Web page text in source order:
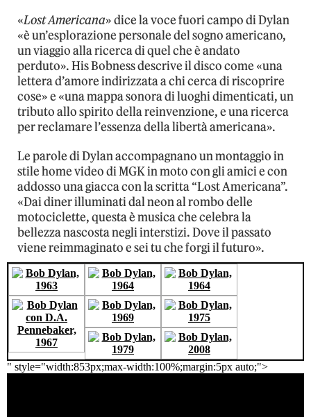
«Lost Americana» dice la voce fuori campo di Dylan
«è un’esplorazione personale del sogno americano,
un viaggio alla ricerca di quel che è andato
perduto». His Bobness descrive il disco come «una
lettera d’amore indirizzata a chi cerca di riscoprire
cose» e «una mappa sonora di luoghi dimenticati, un
tributo allo spirito della reinvenzione, e una ricerca
per reclamare l’essenza della libertà americana».
Le parole di Dylan accompagnano un montaggio in
stile home video di MGK in moto con gli amici e con
addosso una giacca con la scritta “Lost Americana”.
«Dai diner illuminati dal neon al rombo delle
motociclette, questa è musica che celebra la
bellezza nascosta negli interstizi. Dove il passato
viene reimmaginato e sei tu che forgi il futuro».
" style="width:853px;max-width:100%;margin:5px auto;">